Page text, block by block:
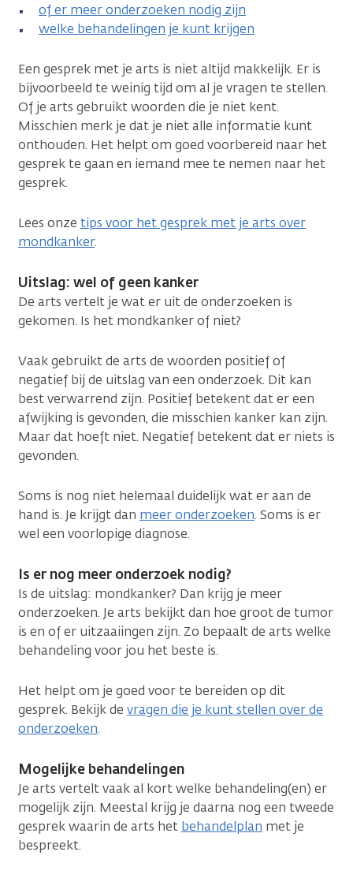
of er meer onderzoeken nodig zijn
welke behandelingen je kunt krijgen
Een gesprek met je arts is niet altijd makkelijk. Er is
bijvoorbeeld te weinig tijd om al je vragen te stellen.
Of je arts gebruikt woorden die je niet kent.
Misschien merk je dat je niet alle informatie kunt
onthouden. Het helpt om goed voorbereid naar het
gesprek te gaan en iemand mee te nemen naar het
gesprek.
Lees onze tips voor het gesprek met je arts over
mondkanker.
Uitslag: wel of geen kanker
De arts vertelt je wat er uit de onderzoeken is
gekomen. Is het mondkanker of niet?
Vaak gebruikt de arts de woorden positief of
negatief bij de uitslag van een onderzoek. Dit kan
best verwarrend zijn. Positief betekent dat er een
afwijking is gevonden, die misschien kanker kan zijn.
Maar dat hoeft niet. Negatief betekent dat er niets is
gevonden.
Soms is nog niet helemaal duidelijk wat er aan de
hand is. Je krijgt dan meer onderzoeken. Soms is er
wel een voorlopige diagnose.
Is er nog meer onderzoek nodig?
Is de uitslag: mondkanker? Dan krijg je meer
onderzoeken. Je arts bekijkt dan hoe groot de tumor
is en of er uitzaaiingen zijn. Zo bepaalt de arts welke
behandeling voor jou het beste is.
Het helpt om je goed voor te bereiden op dit
gesprek. Bekijk de vragen die je kunt stellen over de
onderzoeken.
Mogelijke behandelingen
Je arts vertelt vaak al kort welke behandeling(en) er
mogelijk zijn. Meestal krijg je daarna nog een tweede
gesprek waarin de arts het behandelplan met je
bespreekt.